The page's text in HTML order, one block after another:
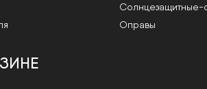
Cолнцезащитные-
Оправы